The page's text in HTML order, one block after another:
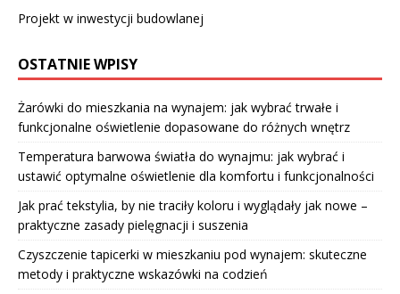
Projekt w inwestycji budowlanej
OSTATNIE WPISY
Żarówki do mieszkania na wynajem: jak wybrać trwałe i
funkcjonalne oświetlenie dopasowane do różnych wnętrz
Temperatura barwowa światła do wynajmu: jak wybrać i
ustawić optymalne oświetlenie dla komfortu i funkcjonalności
Jak prać tekstylia, by nie traciły koloru i wyglądały jak nowe –
praktyczne zasady pielęgnacji i suszenia
Czyszczenie tapicerki w mieszkaniu pod wynajem: skuteczne
metody i praktyczne wskazówki na codzień